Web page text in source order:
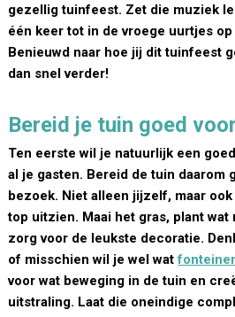
gezellig tuinfeest. Zet die muziek
één keer tot in de vroege uurtjes
Benieuwd naar hoe jij dit tuinfeest
dan snel verder!
Bereid je tuin goed voor
Ten eerste wil je natuurlijk een
al je gasten. Bereid de tuin daarom
bezoek. Niet alleen jijzelf, maar
top uitzien. Maai het gras, plant wat
zorg voor de leukste decoratie.
of misschien wil je wel wat
voor wat beweging in de tuin en
uitstraling. Laat die oneindige